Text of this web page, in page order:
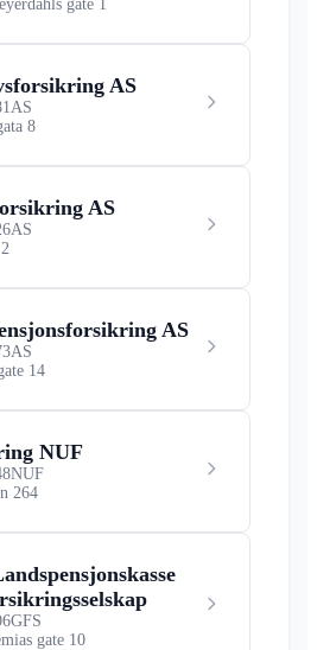
gate 1
AS
AS
8
AS
AS
AS
AS
14
NUF
NUF
264
GFS
gate 10